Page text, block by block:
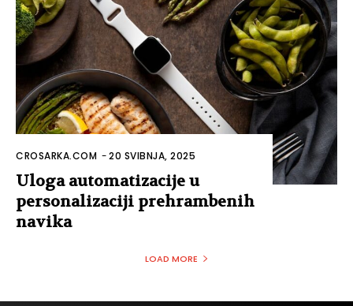
CROSARKA.COM -20 SVIBNJA, 2025
Uloga automatizacije u
personalizaciji prehrambenih
navika
LOAD MORE